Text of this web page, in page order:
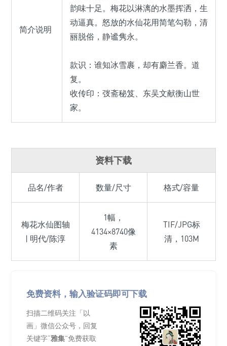
简介说明
韵味十足。梅花以淋漓的水墨挥洒，生
动逼真。怒放的水仙花用简笔勾勒，清
丽脱俗，静谧隽永。
款识：谁知冰雪裹，却有麝兰香。道
复。
收传印：弢斋秘笈、东吴文献衡山世
家。
资料下载
品名/作者 数量/尺寸 格式/容量
梅花水仙图轴
| 明代/陈淳
1幅，
4134×8740像
素
TIF/JPG标
清，103M
免费资料，输入验证码即可下载
扫描二维码关注「以
画」微信公众号，回复
关键字“雅集”免费获取